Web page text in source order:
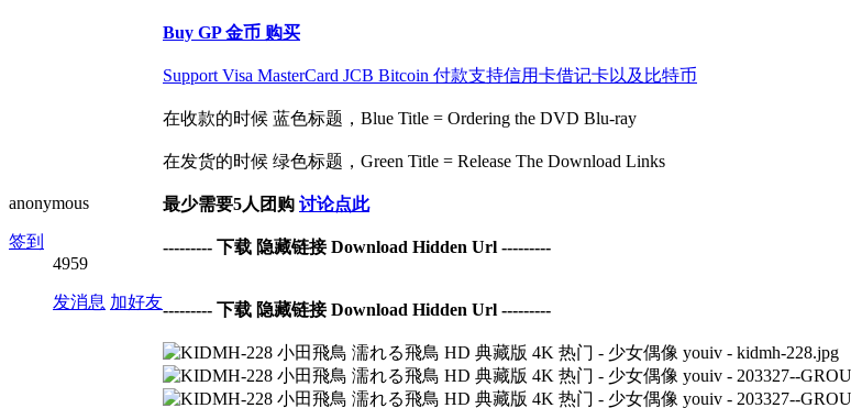
anonymous
签到
4959
发消息 加好友
Buy GP 金币 购买
Support Visa MasterCard JCB Bitcoin 付款支持信用卡借记卡以及比特币
在收款的时候 蓝色标题，Blue Title = Ordering the DVD Blu-ray
在发货的时候 绿色标题，Green Title = Release The Download Links
最少需要5人团购 讨论点此
--------- 下载 隐藏链接 Download Hidden Url ---------
--------- 下载 隐藏链接 Download Hidden Url ---------